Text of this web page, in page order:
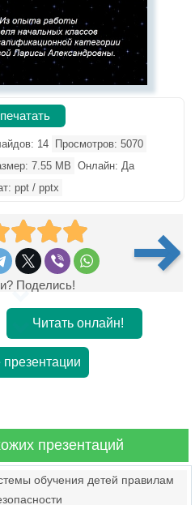
14
Просмотров: 5070
7.55 MB Онлайн: Да
ppt / pptx
Поделись!
Читать онлайн!
презентаций
обучения детей правилам